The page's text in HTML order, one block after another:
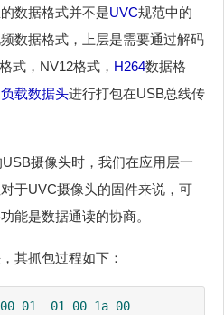
数据格式并不是UVC规范中的
频数据格式，上层是需要通过解码
式，NV12格式， H264数据格
负载数据头进行打包在USB总线传
摄像头时，我们在应用层一
于UVC摄像头的固件来说，可
能是数据通读的协商。
其抓包过程如下：
00 01 01 00 1a 00